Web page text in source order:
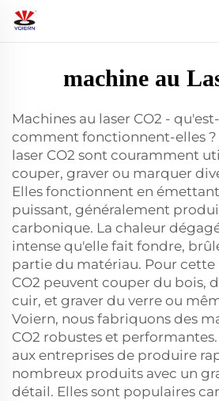
machine au
Machines au laser CO2 -
comment fonctionnent-elles ?
laser CO2 sont couramment
couper, graver ou marquer
Elles fonctionnent en
puissant, généralement
carbonique. La chaleur
intense qu'elle fait fondre,
partie du matériau. Pour cette
CO2 peuvent couper du bois,
cuir, et graver du verre ou
Voiern, nous fabriquons des
CO2 robustes et
aux entreprises de produire
nombreux produits avec un
détail. Elles sont populaires